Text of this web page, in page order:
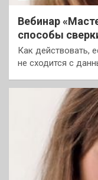
Вебинар
способы
Как действовать,
не сходится с